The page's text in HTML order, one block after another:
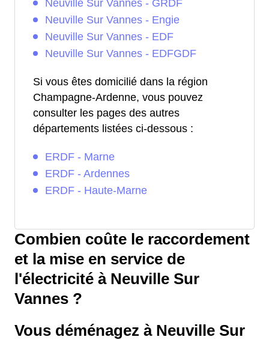
Neuville Sur Vannes - GRDF
Neuville Sur Vannes - Engie
Neuville Sur Vannes - EDF
Neuville Sur Vannes - EDFGDF
Si vous êtes domicilié dans la région
Champagne-Ardenne, vous pouvez
consulter les pages des autres
départements listées ci-dessous :
ERDF - Marne
ERDF - Ardennes
ERDF - Haute-Marne
Combien coûte le raccordement
et la mise en service de
l'électricité à Neuville Sur
Vannes ?
Vous déménagez à Neuville Sur